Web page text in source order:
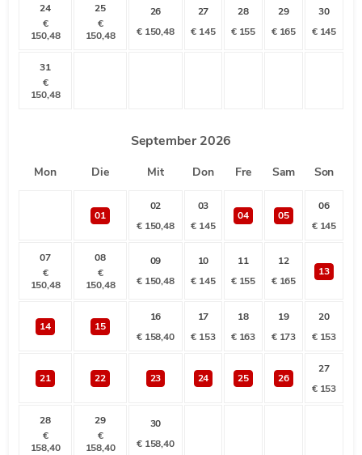
24
€
150,48
25
€
150,48
26
€ 150,48
27
€ 145
28
€ 155
29
€ 165
30
€ 145
31
€
150,48
September 2026
Mon Die Mit Don Fre Sam Son
01
02
€ 150,48
03
€ 145
04 05
06
€ 145
07
€
150,48
08
€
150,48
09
€ 150,48
10
€ 145
11
€ 155
12
€ 165
13
14 15
16
€ 158,40
17
€ 153
18
€ 163
19
€ 173
20
€ 153
21 22 23 24 25 26
27
€ 153
28
€
158,40
29
€
158,40
30
€ 158,40